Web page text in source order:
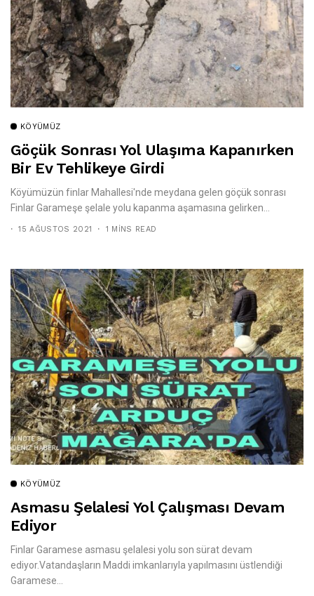
KÖYÜMÜZ
Göçük Sonrası Yol Ulaşıma Kapanırken
Bir Ev Tehlikeye Girdi
Köyümüzün finlar Mahallesi'nde meydana gelen göçük sonrası
Finlar Garameşe şelale yolu kapanma aşamasına gelirken...
15 AĞUSTOS 2021 1 MINS READ
KÖYÜMÜZ
Asmasu Şelalesi Yol Çalışması Devam
Ediyor
Finlar Garamese asmasu şelalesi yolu son sürat devam
ediyor.Vatandaşların Maddi imkanlarıyla yapılmasını üstlendiği
Garamese...